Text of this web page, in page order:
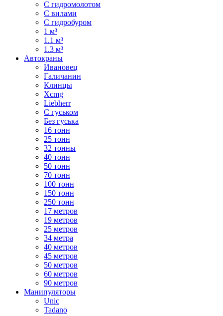
С гидромолотом
С вилами
С гидробуром
1 м³
1.1 м³
1.3 м³
Автокраны
Ивановец
Галичанин
Клинцы
Xcmg
Liebherr
С гуськом
Без гуська
16 тонн
25 тонн
32 тонны
40 тонн
50 тонн
70 тонн
100 тонн
150 тонн
250 тонн
17 метров
19 метров
25 метров
34 метра
40 метров
45 метров
50 метров
60 метров
90 метров
Манипуляторы
Unic
Tadano